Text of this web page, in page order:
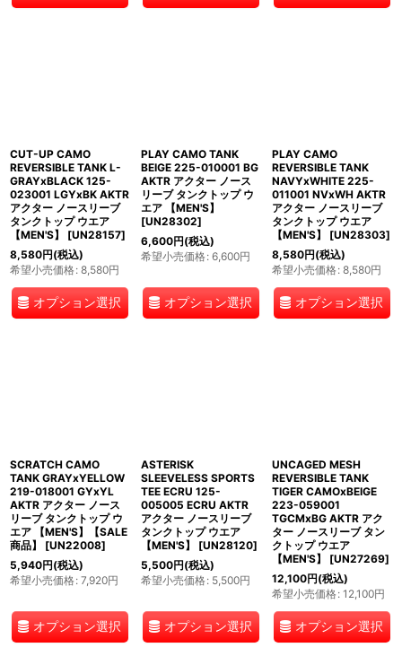
CUT-UP CAMO
REVERSIBLE TANK L-
GRAYxBLACK 125-
023001 LGYxBK AKTR
アクター ノースリーブ
タンクトップ ウエア
【MEN'S】
[UN28157]
8,580円(税込)
希望小売価格: 8,580円
オプション選択
PLAY CAMO TANK
BEIGE 225-010001 BG
AKTR アクター ノース
リーブ タンクトップ ウ
エア 【MEN'S】
[UN28302]
6,600円(税込)
希望小売価格: 6,600円
オプション選択
PLAY CAMO
REVERSIBLE TANK
NAVYxWHITE 225-
011001 NVxWH AKTR
アクター ノースリーブ
タンクトップ ウエア
【MEN'S】
[UN28303]
8,580円(税込)
希望小売価格: 8,580円
オプション選択
SCRATCH CAMO
TANK GRAYxYELLOW
219-018001 GYxYL
AKTR アクター ノース
リーブ タンクトップ ウ
エア 【MEN'S】【SALE
商品】
[UN22008]
5,940円(税込)
希望小売価格: 7,920円
オプション選択
ASTERISK
SLEEVELESS SPORTS
TEE ECRU 125-
005005 ECRU AKTR
アクター ノースリーブ
タンクトップ ウエア
【MEN'S】
[UN28120]
5,500円(税込)
希望小売価格: 5,500円
オプション選択
UNCAGED MESH
REVERSIBLE TANK
TIGER CAMOxBEIGE
223-059001
TGCMxBG AKTR アク
ター ノースリーブ タン
クトップ ウエア
【MEN'S】
[UN27269]
12,100円(税込)
希望小売価格: 12,100円
オプション選択